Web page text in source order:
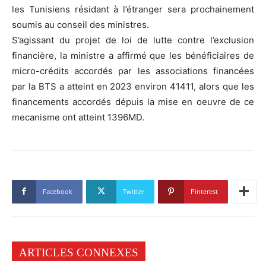
les Tunisiens résidant à l’étranger sera prochainement
soumis au conseil des ministres.
S’agissant du projet de loi de lutte contre l’exclusion
financière, la ministre a affirmé que les bénéficiaires de
micro-crédits accordés par les associations financées
par la BTS a atteint en 2023 environ 41411, alors que les
financements accordés dépuis la mise en oeuvre de ce
mecanisme ont atteint 1396MD.
Facebook Twitter Pinterest
ARTICLES CONNEXES